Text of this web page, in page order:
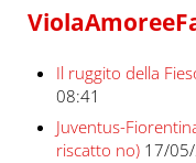
Il ruggito della
08:41
Juventus-
riscatto no) 17/